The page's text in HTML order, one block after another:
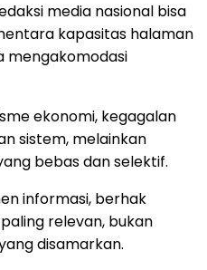
media nasional bisa
kapasitas halaman
mengakomodasi
ekonomi, kegagalan
sistem, melainkan
bebas dan selektif.
informasi, berhak
relevan, bukan
disamarkan.